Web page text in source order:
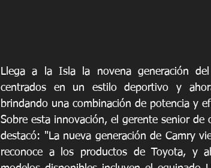
Llega a la Isla la novena generación
centrados en un estilo deportivo y
brindando una combinación de potencia y
Sobre esta innovación, el gerente senior de
destacó: "La nueva generación de Camry
reconoce a los productos de Toyota, y